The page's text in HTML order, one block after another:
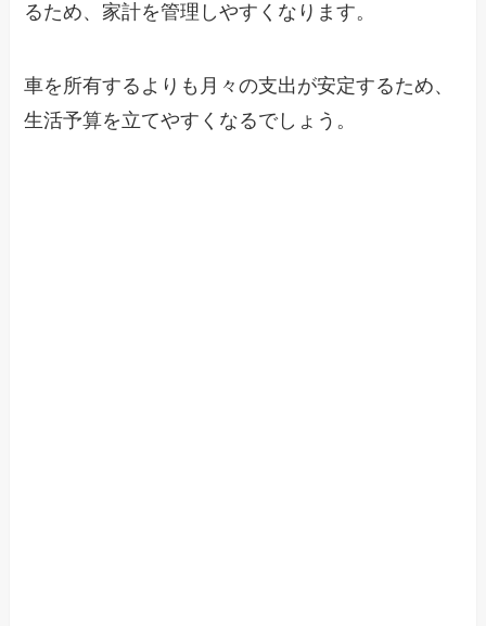
るため、家計を管理しやすくなります。
車を所有するよりも月々の支出が安定するため、
生活予算を立てやすくなるでしょう。